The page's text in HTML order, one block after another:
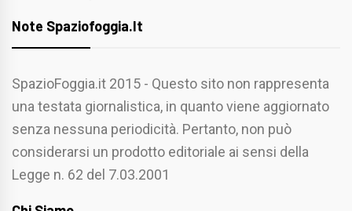
Note Spaziofoggia.it
SpazioFoggia.it 2015 - Questo sito non rappresenta
una testata giornalistica, in quanto viene aggiornato
senza nessuna periodicità. Pertanto, non può
considerarsi un prodotto editoriale ai sensi della
Legge n. 62 del 7.03.2001